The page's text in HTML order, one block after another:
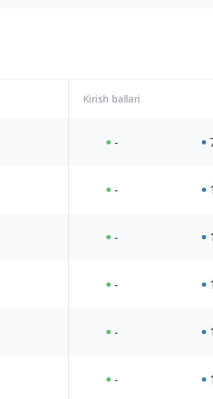
Kirish ballari
-
-
-
-
-
-